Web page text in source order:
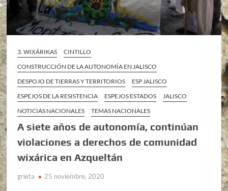
3. WIXÁRIKAS
CINTILLO
CONSTRUCCIÓN DE LA AUTONOMÍA EN JALISCO
DESPOJO DE TIERRAS Y TERRITORIOS
ESP JALISCO
ESPEJOS DE LA RESISTENCIA
ESPEJOS ESTADOS
JALISCO
NOTICIAS NACIONALES
TEMAS NACIONALES
A siete años de autonomía, continúan
violaciones a derechos de comunidad
wixárica en Azqueltán
grieta 25 noviembre, 2020